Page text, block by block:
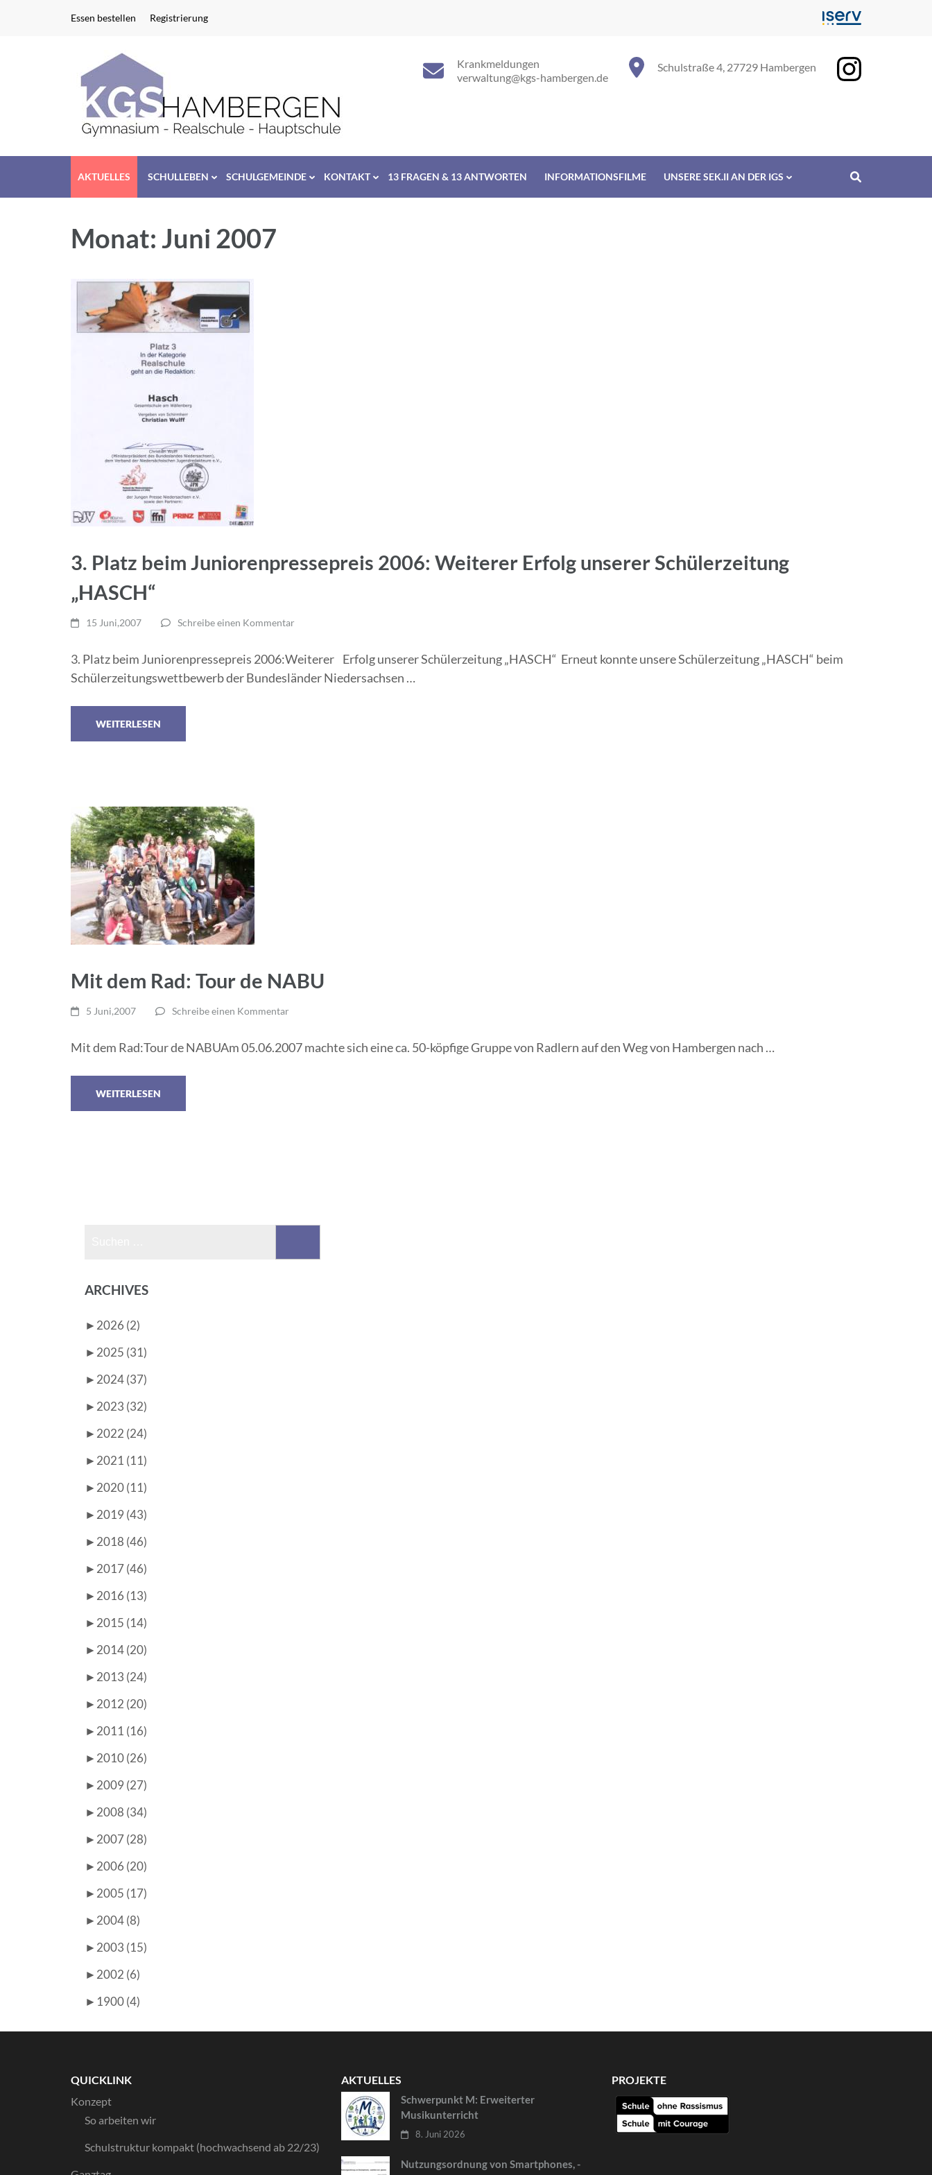
Essen bestellen Registrierung
Schulstraße 4, 27729 Hambergen
Krankmeldungen
verwaltung@kgs-hambergen.de
AKTUELLES SCHULLEBEN SCHULGEMEINDE KONTAKT 13 FRAGEN & 13 ANTWORTEN INFORMATIONSFILME UNSERE SEK.II AN DER IGS
Monat: Juni 2007
3. Platz beim Juniorenpressepreis 2006: Weiterer Erfolg unserer Schülerzeitung
„HASCH“
15 Juni,2007 Schreibe einen Kommentar
3. Platz beim Juniorenpressepreis 2006:Weiterer Erfolg unserer Schülerzeitung „HASCH“ Erneut konnte unsere Schülerzeitung „HASCH“ beim
Schülerzeitungswettbewerb der Bundesländer Niedersachsen …
WEITERLESEN
Mit dem Rad: Tour de NABU
5 Juni,2007 Schreibe einen Kommentar
Mit dem Rad:Tour de NABUAm 05.06.2007 machte sich eine ca. 50-köpfige Gruppe von Radlern auf den Weg von Hambergen nach …
WEITERLESEN
ARCHIVES
► 2026 (2)
► 2025 (31)
► 2024 (37)
► 2023 (32)
► 2022 (24)
► 2021 (11)
► 2020 (11)
► 2019 (43)
► 2018 (46)
► 2017 (46)
► 2016 (13)
► 2015 (14)
► 2014 (20)
► 2013 (24)
► 2012 (20)
► 2011 (16)
► 2010 (26)
► 2009 (27)
► 2008 (34)
► 2007 (28)
► 2006 (20)
► 2005 (17)
► 2004 (8)
► 2003 (15)
► 2002 (6)
► 1900 (4)
QUICKLINK
Konzept
So arbeiten wir
Schulstruktur kompakt (hochwachsend ab 22/23)
AKTUELLES
Schwerpunkt M: Erweiterter
Musikunterricht
8. Juni 2026
Nutzungsordnung von Smartphones, -
PROJEKTE